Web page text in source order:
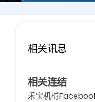
相关讯息
相关连结
禾宝机械